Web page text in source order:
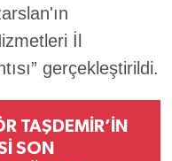
İl
gerçekleştirildi.
TAŞDEMİR’İN
SON